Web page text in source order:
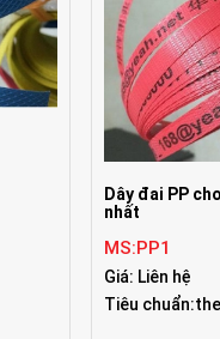
Dây đai PP
nhất
MS:PP1
Giá: Liên hệ
Tiêu